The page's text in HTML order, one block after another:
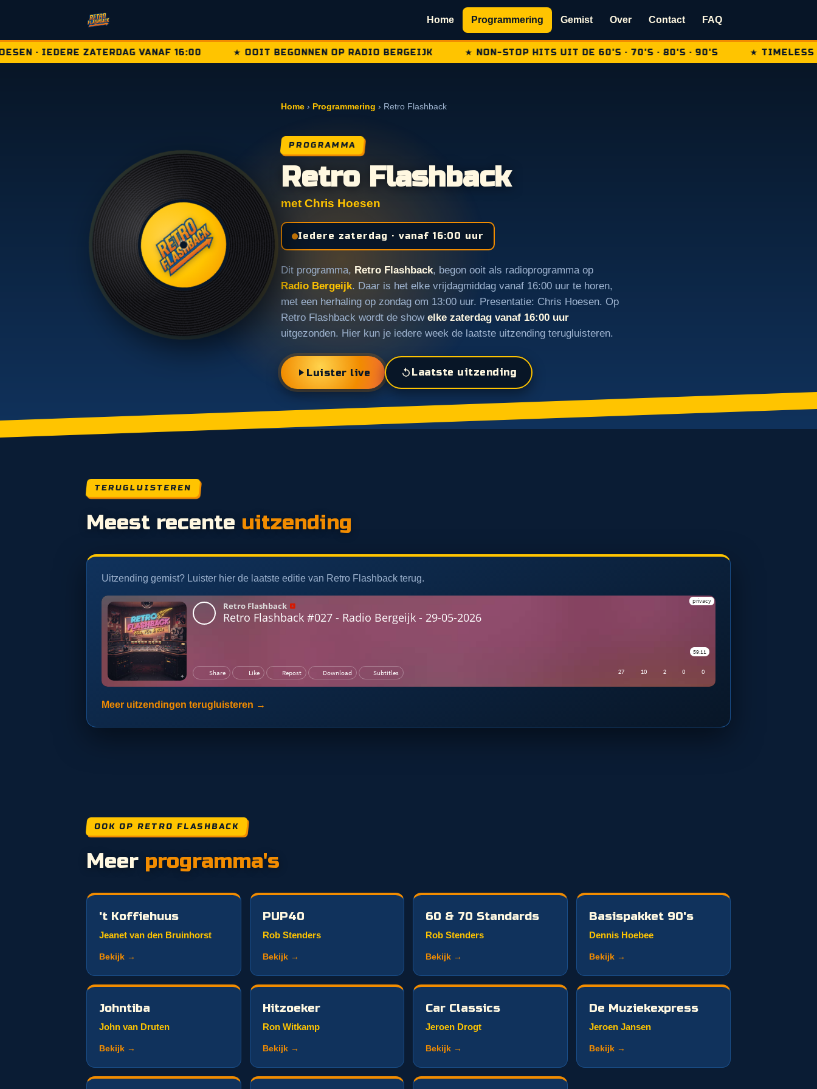
Home Programmering Gemist Over Contact FAQ
· IEDERE ZATERDAG VANAF 16:00 ★ OOIT BEGONNEN OP RADIO BERGEIJK ★ NON-STOP HITS UIT DE 60'S · 70'S · 80'S · 90'S ★ TIMELESS
Home › Programmering › Retro Flashback
PROGRAMMA
Retro Flashback
met Chris Hoesen
Iedere zaterdag · vanaf 16:00 uur
Dit programma, Retro Flashback, begon ooit als radioprogramma op
Radio Bergeijk. Daar is het elke vrijdagmiddag vanaf 16:00 uur te horen,
met een herhaling op zondag om 13:00 uur. Presentatie: Chris Hoesen. Op
Retro Flashback wordt de show elke zaterdag vanaf 16:00 uur
uitgezonden. Hier kun je iedere week de laatste uitzending terugluisteren.
Luister live Laatste uitzending
TERUGLUISTEREN
Meest recente uitzending
Uitzending gemist? Luister hier de laatste editie van Retro Flashback terug.
Meer uitzendingen terugluisteren →
OOK OP RETRO FLASHBACK
Meer programma's
't Koffiehuus
Jeanet van den Bruinhorst
Bekijk →
PUP40
Rob Stenders
Bekijk →
60 & 70 Standards
Rob Stenders
Bekijk →
Basispakket 90's
Dennis Hoebee
Bekijk →
Johntiba
John van Druten
Bekijk →
Hitzoeker
Ron Witkamp
Bekijk →
Car Classics
Jeroen Drogt
Bekijk →
De Muziekexpress
Jeroen Jansen
Bekijk →